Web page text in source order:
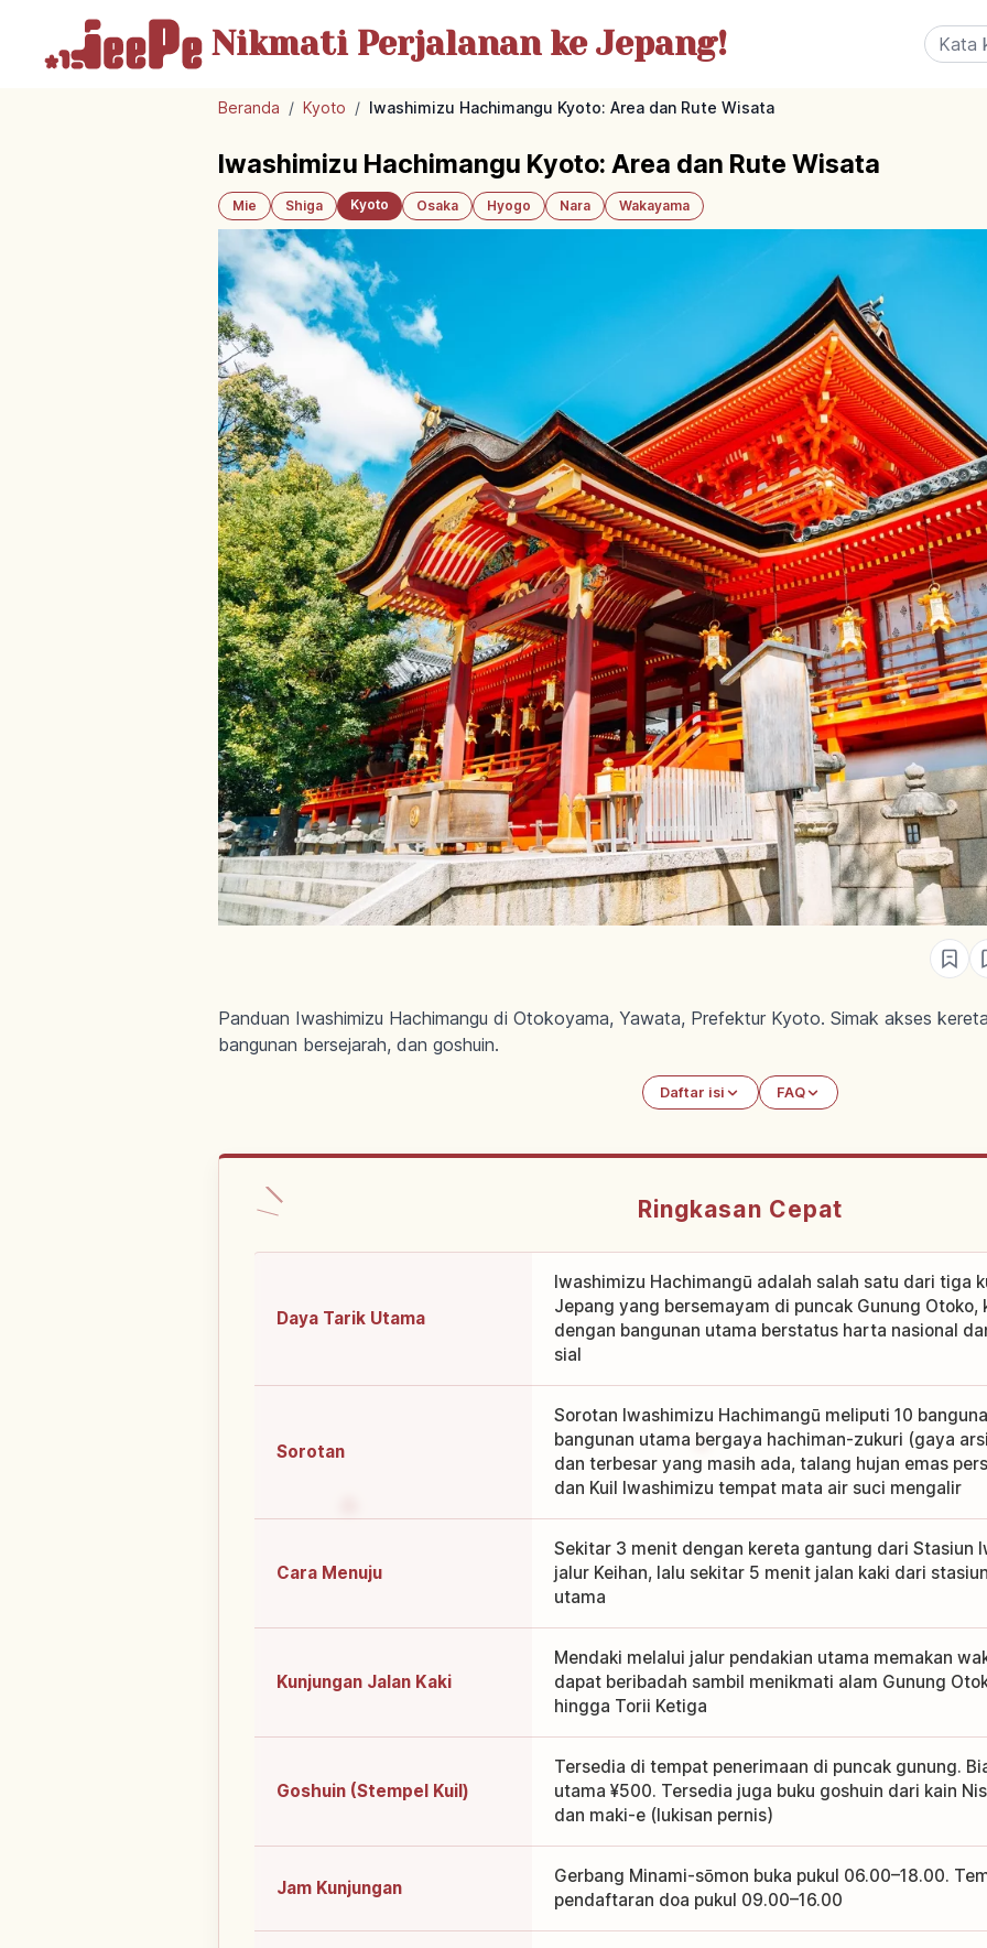
Nikmati Perjalananke Jepang!
Beranda / Kyoto / Iwashimizu Hachimangu Kyoto: Area dan Rute Wisata
Iwashimizu Hachimangu Kyoto: Area dan Rute Wisata
Mie Shiga Kyoto Osaka Hyogo Nara Wakayama
Panduan Iwashimizu Hachimangu di Otokoyama, Yawata, Prefektur Kyoto. Simak akses
bangunan bersejarah, dan goshuin.
Daftar isi FAQ
Ringkasan Cepat
Daya Tarik Utama
Iwashimizu Hachimangū adalah salah satu dari tiga
Jepang yang bersemayam di puncak Gunung Otoko,
dengan bangunan utama berstatus harta nasional
sial
Sorotan
Sorotan Iwashimizu Hachimangū meliputi 10
bangunan utama bergaya hachiman-zukuri (gaya
dan terbesar yang masih ada, talang hujan emas
dan Kuil Iwashimizu tempat mata air suci mengalir
Cara Menuju
Sekitar 3 menit dengan kereta gantung dari Stasiun
jalur Keihan, lalu sekitar 5 menit jalan kaki dari
utama
Kunjungan Jalan Kaki
Mendaki melalui jalur pendakian utama memakan
dapat beribadah sambil menikmati alam Gunung
hingga Torii Ketiga
Goshuin (Stempel Kuil)
Tersedia di tempat penerimaan di puncak gunung.
utama ¥500. Tersedia juga buku goshuin dari kain
dan maki-e (lukisan pernis)
Jam Kunjungan
Gerbang Minami-sōmon buka pukul 06.00–18.00.
pendaftaran doa pukul 09.00–16.00